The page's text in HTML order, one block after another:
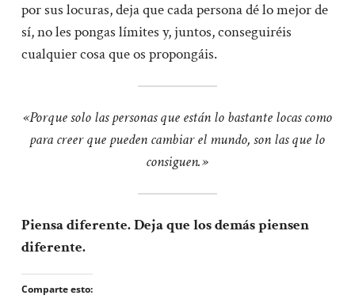
por sus locuras, deja que cada persona dé lo mejor de
sí, no les pongas límites y, juntos, conseguiréis
cualquier cosa que os propongáis.
«Porque solo las personas que están lo bastante locas como
para creer que pueden cambiar el mundo, son las que lo
consiguen.»
Piensa diferente. Deja que los demás piensen
diferente.
Comparte esto: